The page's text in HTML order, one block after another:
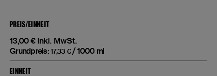
PREIS/EINHEIT
13,00 € inkl. MwSt.
Grundpreis:17,33 €/1000 ml
EINHEIT